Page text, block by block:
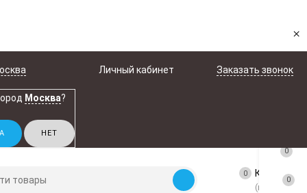
×
Москва?
Личный кабинет Заказать звонок
0 Корзина
(пусто)
0
0